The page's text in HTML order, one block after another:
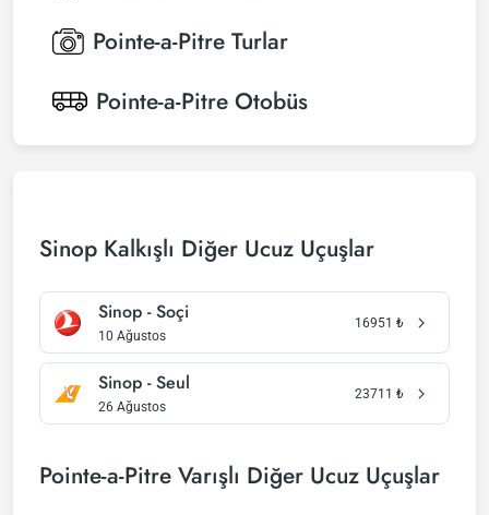
Pointe-a-Pitre Turlar
Pointe-a-Pitre Otobüs
Sinop Kalkışlı Diğer Ucuz Uçuşlar
Sinop - Soçi
10 Ağustos
16951 ₺
Sinop - Seul
26 Ağustos
23711 ₺
Pointe-a-Pitre Varışlı Diğer Ucuz Uçuşlar